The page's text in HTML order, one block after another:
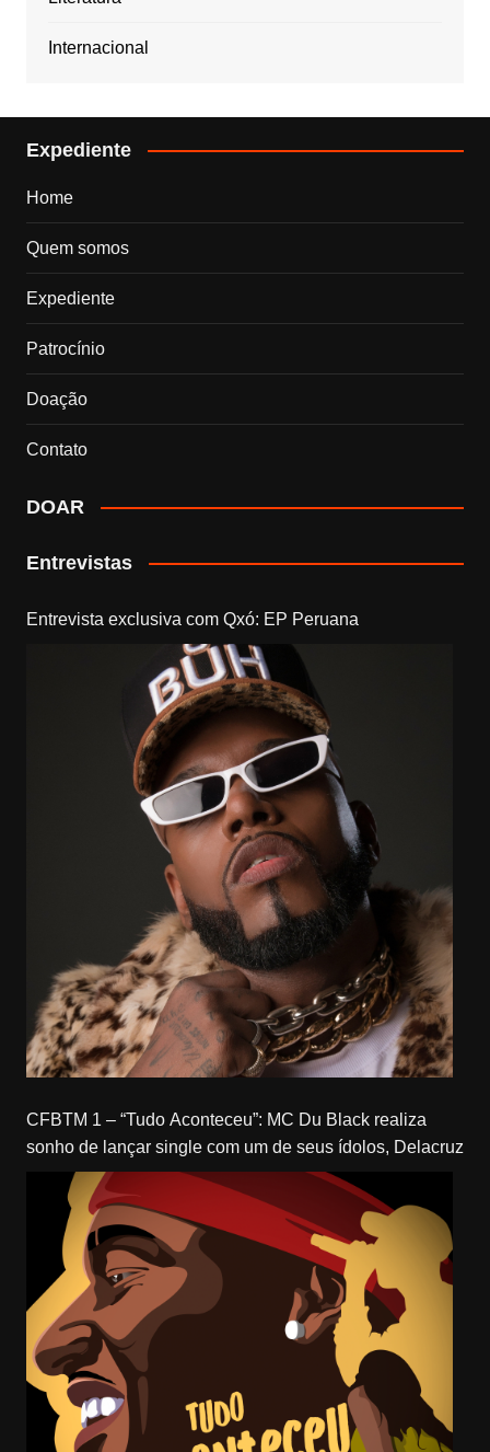
Internacional
Expediente
Home
Quem somos
Expediente
Patrocínio
Doação
Contato
DOAR
Entrevistas
Entrevista exclusiva com Qxó: EP Peruana
CFBTM 1 – “Tudo Aconteceu”: MC Du Black realiza
sonho de lançar single com um de seus ídolos, Delacruz